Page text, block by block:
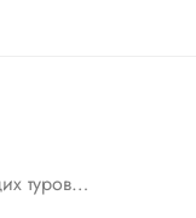
туров…